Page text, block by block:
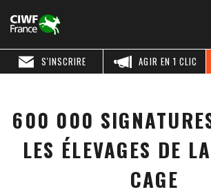
AGIR EN 1 CLIC
S'INSCRIRE
600 000
LES ÉLEVAGES DE
CAGE